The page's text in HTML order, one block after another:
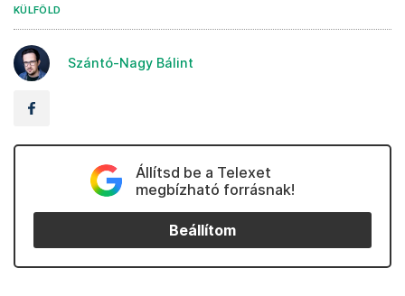
KÜLFÖLD
Szántó-Nagy Bálint
Állítsd be a Telexet
megbízható forrásnak!
Beállítom